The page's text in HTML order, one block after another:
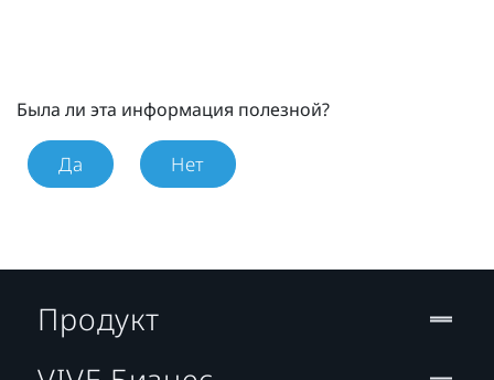
Была ли эта информация полезной?
Да Нет
Продукт